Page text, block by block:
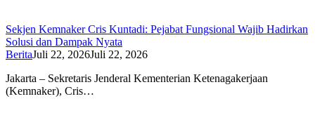
Sekjen Kemnaker Cris Kuntadi: Pejabat Fungsional Wajib Hadirkan
Solusi dan Dampak Nyata
BeritaJuli 22, 2026Juli 22, 2026
Jakarta – Sekretaris Jenderal Kementerian Ketenagakerjaan
(Kemnaker), Cris…